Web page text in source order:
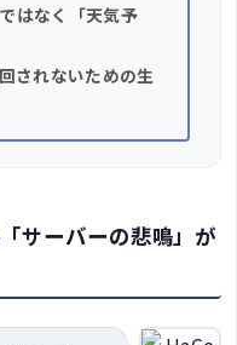
はなく「天気予
されないための生
サーバーの悲鳴」が